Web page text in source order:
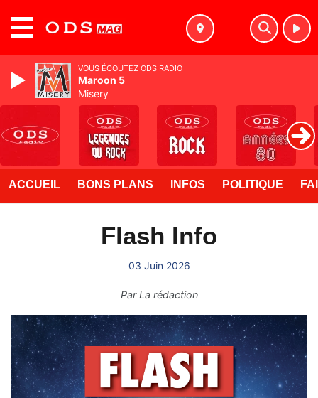
ACCUEIL BONS PLANS INFOS POLITIQUE
Flash Info
03 Juin 2026
ParLa rédaction
VOUS ÉCOUTEZ ODS RADIO
Maroon 5
Misery